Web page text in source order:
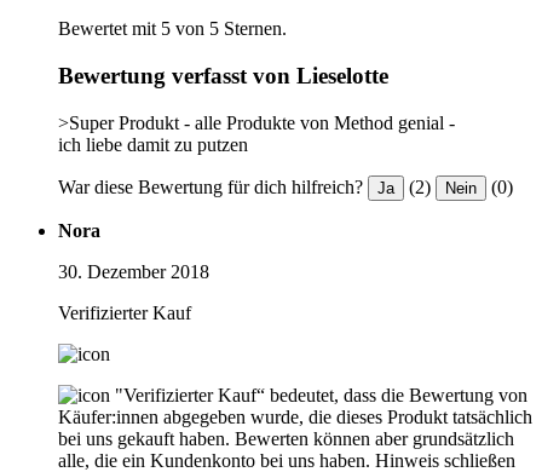
Bewertet mit 5 von 5 Sternen.
Bewertung verfasst von Lieselotte
>Super Produkt - alle Produkte von Method genial -
ich liebe damit zu putzen
War diese Bewertung für dich hilfreich? Ja (2) Nein (0)
Nora
30. Dezember 2018
Verifizierter Kauf
"Verifizierter Kauf“ bedeutet, dass die Bewertung von
Käufer:innen abgegeben wurde, die dieses Produkt tatsächlich
bei uns gekauft haben. Bewerten können aber grundsätzlich
alle, die ein Kundenkonto bei uns haben. Hinweis schließen